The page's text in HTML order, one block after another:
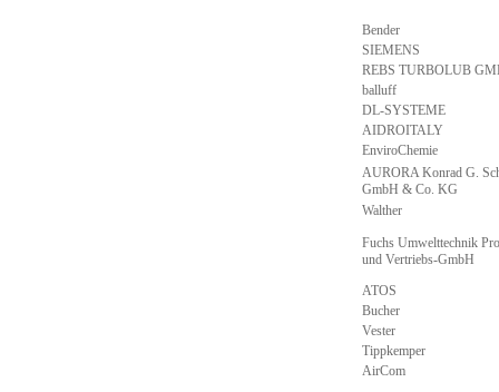
Bender
SIEMENS
REBS TURBOLUB
balluff
DL-SYSTEME
AIDROITALY
EnviroChemie
AURORA Konrad G.
GmbH & Co. KG
Walther
Fuchs Umwelttechnik
und Vertriebs-GmbH
ATOS
Bucher
Vester
Tippkemper
AirCom